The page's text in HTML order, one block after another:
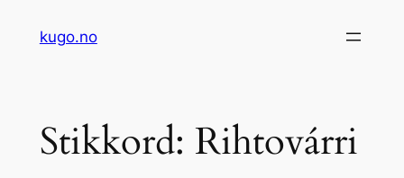
kugo.no
Stikkord: Rihtovárri